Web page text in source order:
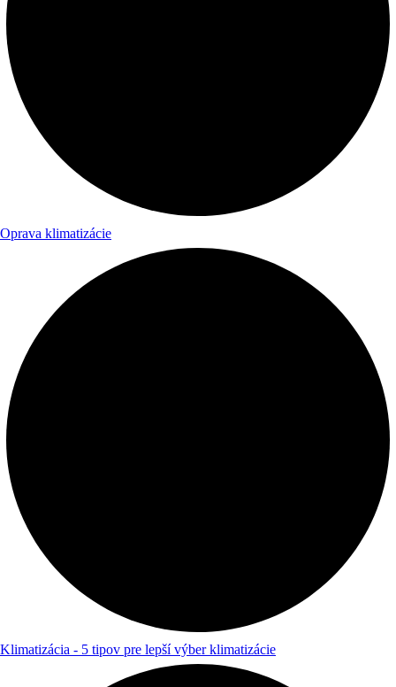
Oprava klimatizácie
Klimatizácia - 5 tipov pre lepší výber klimatizácie